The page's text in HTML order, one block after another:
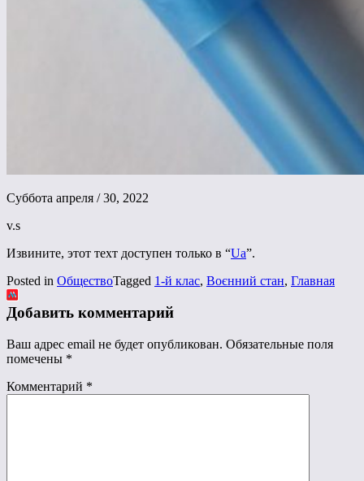
Суббота апреля / 30, 2022
v.s
Извините, этот техт доступен только в “Ua”.
Posted in ОбществоTagged 1-й клас, Воєнний стан, Главная
Добавить комментарий
Ваш адрес email не будет опубликован. Обязательные поля
помечены *
Комментарий *